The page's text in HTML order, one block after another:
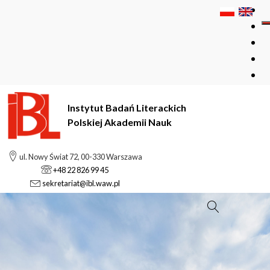
Instytut Badań Literackich
Polskiej Akademii Nauk
ul. Nowy Świat 72, 00-330 Warszawa
+48 22 826 99 45
sekretariat@ibl.waw.pl
Szukaj